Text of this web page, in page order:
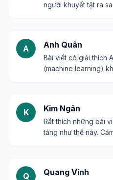
người khuyết tật ra
A Anh Quân
Bài viết có giải thích
(machine learning)
K Kim Ngân
Rất thích những bài
tảng như thế này.
Q Quang Vinh